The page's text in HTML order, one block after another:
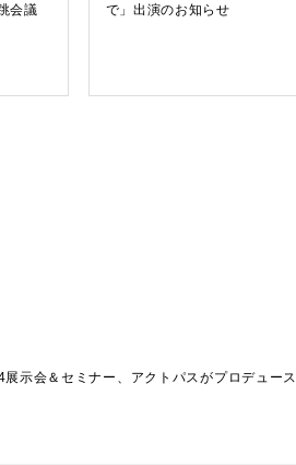
会議
で」出演のお知らせ
示会＆セミナー、アクトパスがプロデュース